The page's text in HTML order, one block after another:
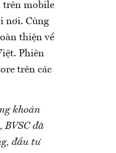
trên mobile
nơi. Cùng
thiện về
Phiên
trên các
khoán
đã
đầu tư